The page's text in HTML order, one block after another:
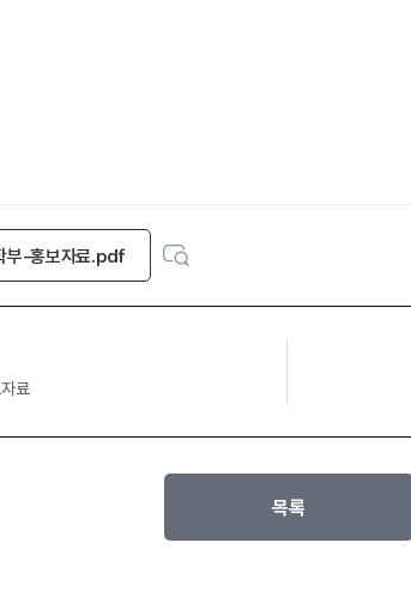
부-홍보자료.pdf
료
목록